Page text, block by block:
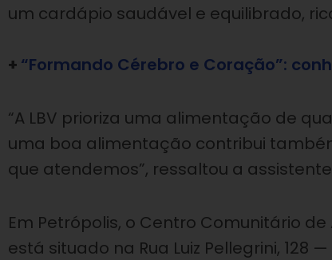
um cardápio saudável e equilibrado,
+ “Formando Cérebro e Coração”:
“A LBV prioriza uma alimentação de
uma boa alimentação contribui
que atendemos”, ressaltou a
Em Petrópolis, o Centro Comunitário
está situado na Rua Luiz Pellegrini,